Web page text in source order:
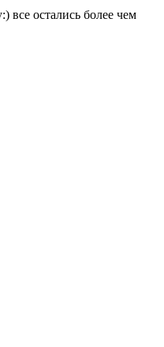
все остались более чем